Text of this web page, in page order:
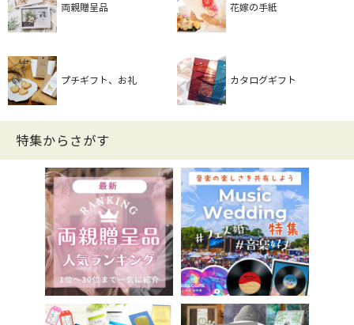
両親贈呈品 花嫁の手紙
プチギフト、お礼 カタログギフト
特集からさがす